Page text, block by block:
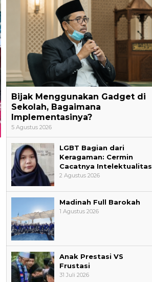
Bijak Menggunakan Gadget di
Sekolah, Bagaimana
Implementasinya?
5 Agustus 2026
LGBT Bagian dari
Keragaman: Cermin
Cacatnya Intelektualitas
2 Agustus 2026
Madinah Full Barokah
1 Agustus 2026
Anak Prestasi VS
Frustasi
31 Juli 2026